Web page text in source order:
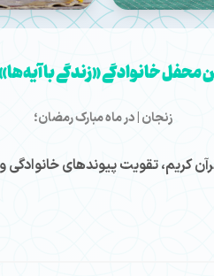
محفل خانوادگی «زندگی با
زنجان | در ماه مبارک رمضان؛
کریم، تقویت پیوندهای خانوادگی